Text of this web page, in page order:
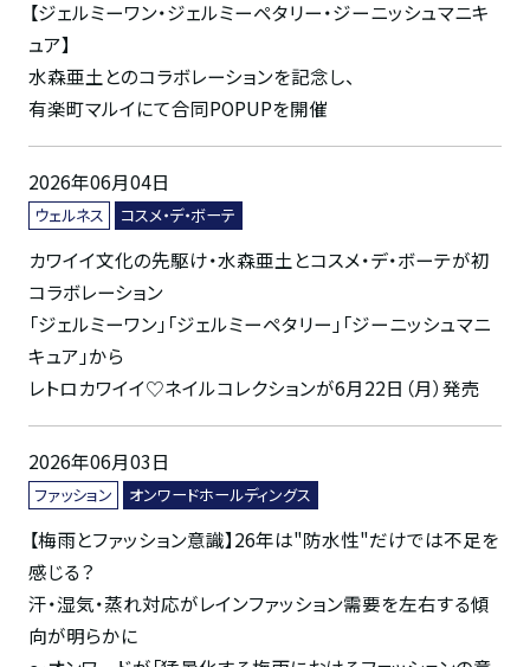
【ジェルミーワン・ジェルミーペタリー・ジーニッシュマニキ
ュア】
水森亜土とのコラボレーションを記念し、
有楽町マルイにて合同POPUPを開催
2026年06月04日
ウェルネス コスメ・デ・ボーテ
カワイイ文化の先駆け・水森亜土とコスメ・デ・ボーテが初
コラボレーション
「ジェルミーワン」「ジェルミーペタリー」「ジーニッシュマニ
キュア」から
レトロカワイイ♡ネイルコレクションが6月22日（月）発売
2026年06月03日
ファッション オンワードホールディングス
【梅雨とファッション意識】26年は"防水性"だけでは不足を
感じる？
汗・湿気・蒸れ対応がレインファッション需要を左右する傾
向が明らかに